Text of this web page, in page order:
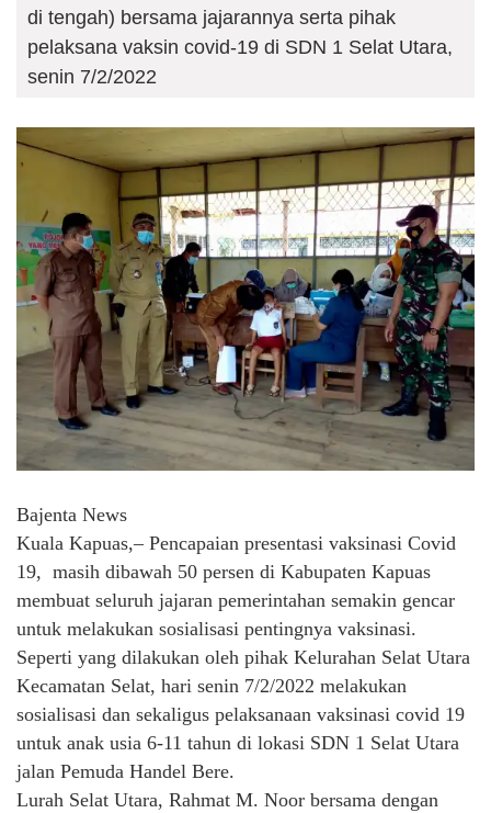
di tengah) bersama jajarannya serta pihak
pelaksana vaksin covid-19 di SDN 1 Selat Utara,
senin 7/2/2022
Bajenta News
Kuala Kapuas,– Pencapaian presentasi vaksinasi Covid
19, masih dibawah 50 persen di Kabupaten Kapuas
membuat seluruh jajaran pemerintahan semakin gencar
untuk melakukan sosialisasi pentingnya vaksinasi.
Seperti yang dilakukan oleh pihak Kelurahan Selat Utara
Kecamatan Selat, hari senin 7/2/2022 melakukan
sosialisasi dan sekaligus pelaksanaan vaksinasi covid 19
untuk anak usia 6-11 tahun di lokasi SDN 1 Selat Utara
jalan Pemuda Handel Bere.
Lurah Selat Utara, Rahmat M. Noor bersama dengan